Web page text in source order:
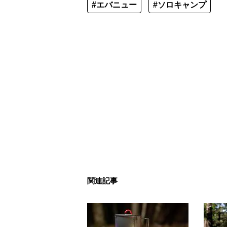
#エバニュー #ソロキャンプ
関連記事